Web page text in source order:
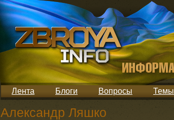
Лента Блоги Вопросы Темы
Александр Ляшко